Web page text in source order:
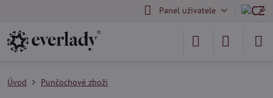
Panel uživatele
Úvod Punčochové zboží